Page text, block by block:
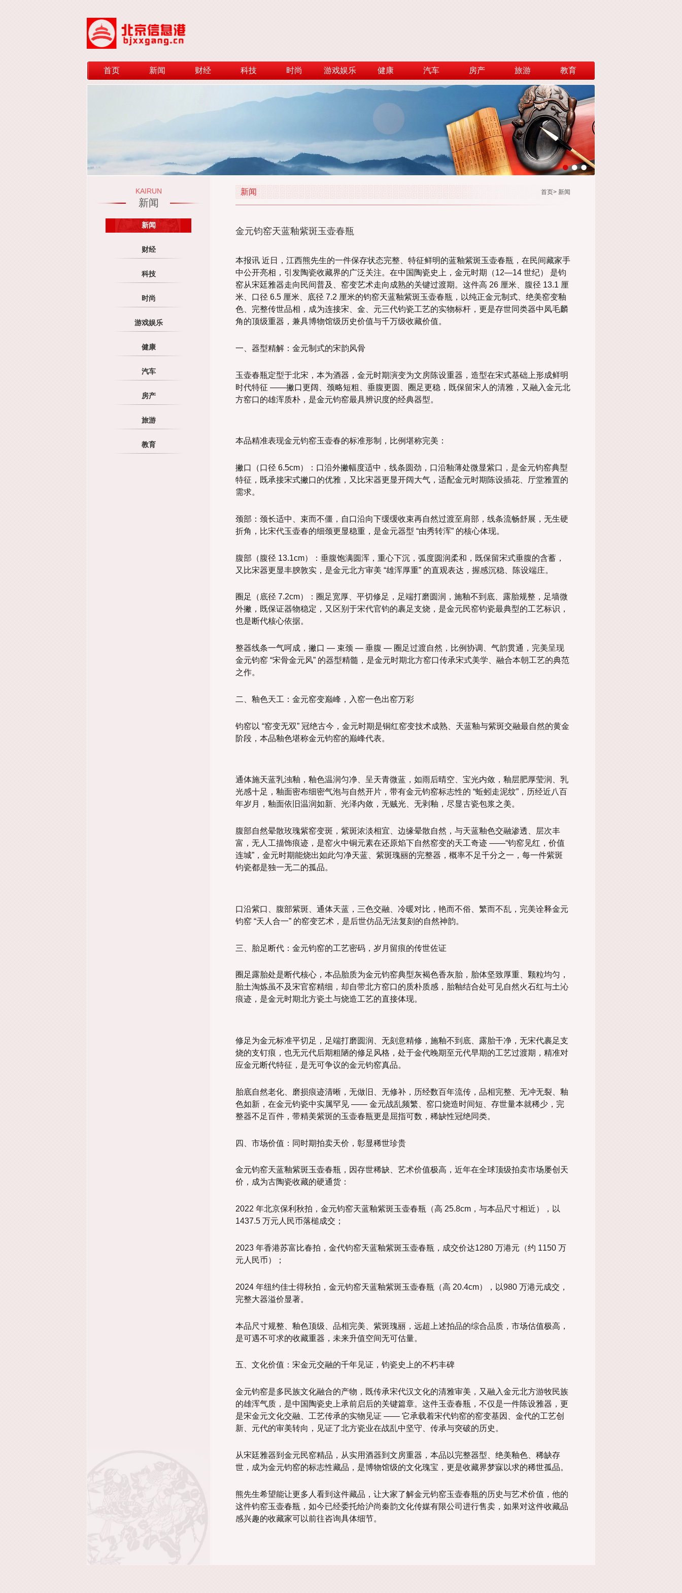
首页 新闻 财经 科技 时尚 游戏娱乐 健康 汽车 房产 旅游 教育
KAIRUN
新闻
新闻
财经
科技
时尚
游戏娱乐
健康
汽车
房产
旅游
教育
首页> 新闻
新闻
金元钧窑天蓝釉紫斑玉壶春瓶
本报讯 近日，江西熊先生的一件保存状态完整、特征鲜明的蓝釉紫斑玉壶春瓶，在民间藏家手
中公开亮相，引发陶瓷收藏界的广泛关注。在中国陶瓷史上，金元时期（12—14 世纪） 是钧
窑从宋廷雅器走向民间普及、窑变艺术走向成熟的关键过渡期。这件高 26 厘米、腹径 13.1 厘
米、口径 6.5 厘米、底径 7.2 厘米的钧窑天蓝釉紫斑玉壶春瓶，以纯正金元制式、绝美窑变釉
色、完整传世品相，成为连接宋、金、元三代钧瓷工艺的实物标杆，更是存世同类器中凤毛麟
角的顶级重器，兼具博物馆级历史价值与千万级收藏价值。
一、器型精解：金元制式的宋韵风骨
玉壶春瓶定型于北宋，本为酒器，金元时期演变为文房陈设重器，造型在宋式基础上形成鲜明
时代特征 ——撇口更阔、颈略短粗、垂腹更圆、圈足更稳，既保留宋人的清雅，又融入金元北
方窑口的雄浑质朴，是金元钧窑最具辨识度的经典器型。
本品精准表现金元钧窑玉壶春的标准形制，比例堪称完美：
撇口（口径 6.5cm）：口沿外撇幅度适中，线条圆劲，口沿釉薄处微显紫口，是金元钧窑典型
特征，既承接宋式撇口的优雅，又比宋器更显开阔大气，适配金元时期陈设插花、厅堂雅置的
需求。
颈部：颈长适中、束而不僵，自口沿向下缓缓收束再自然过渡至肩部，线条流畅舒展，无生硬
折角，比宋代玉壶春的细颈更显稳重，是金元器型 “由秀转浑” 的核心体现。
腹部（腹径 13.1cm）：垂腹饱满圆浑，重心下沉，弧度圆润柔和，既保留宋式垂腹的含蓄，
又比宋器更显丰腴敦实，是金元北方审美 “雄浑厚重” 的直观表达，握感沉稳、陈设端庄。
圈足（底径 7.2cm）：圈足宽厚、平切修足，足端打磨圆润，施釉不到底、露胎规整，足墙微
外撇，既保证器物稳定，又区别于宋代官钧的裹足支烧，是金元民窑钧瓷最典型的工艺标识，
也是断代核心依据。
整器线条一气呵成，撇口 — 束颈 — 垂腹 — 圈足过渡自然，比例协调、气韵贯通，完美呈现
金元钧窑 “宋骨金元风” 的器型精髓，是金元时期北方窑口传承宋式美学、融合本朝工艺的典范
之作。
二、釉色天工：金元窑变巅峰，入窑一色出窑万彩
钧窑以 “窑变无双” 冠绝古今，金元时期是铜红窑变技术成熟、天蓝釉与紫斑交融最自然的黄金
阶段，本品釉色堪称金元钧窑的巅峰代表。
通体施天蓝乳浊釉，釉色温润匀净、呈天青微蓝，如雨后晴空、宝光内敛，釉层肥厚莹润、乳
光感十足，釉面密布细密气泡与自然开片，带有金元钧窑标志性的 “蚯蚓走泥纹”，历经近八百
年岁月，釉面依旧温润如新、光泽内敛，无贼光、无剥釉，尽显古瓷包浆之美。
腹部自然晕散玫瑰紫窑变斑，紫斑浓淡相宜、边缘晕散自然，与天蓝釉色交融渗透、层次丰
富，无人工描饰痕迹，是窑火中铜元素在还原焰下自然窑变的天工奇迹 ——“钧窑见红，价值
连城”，金元时期能烧出如此匀净天蓝、紫斑瑰丽的完整器，概率不足千分之一，每一件紫斑
钧瓷都是独一无二的孤品。
口沿紫口、腹部紫斑、通体天蓝，三色交融、冷暖对比，艳而不俗、繁而不乱，完美诠释金元
钧窑 “天人合一” 的窑变艺术，是后世仿品无法复刻的自然神韵。
三、胎足断代：金元钧窑的工艺密码，岁月留痕的传世佐证
圈足露胎处是断代核心，本品胎质为金元钧窑典型灰褐色香灰胎，胎体坚致厚重、颗粒均匀，
胎土淘炼虽不及宋官窑精细，却自带北方窑口的质朴质感，胎釉结合处可见自然火石红与土沁
痕迹，是金元时期北方瓷土与烧造工艺的直接体现。
修足为金元标准平切足，足端打磨圆润、无刻意精修，施釉不到底、露胎干净，无宋代裹足支
烧的支钉痕，也无元代后期粗陋的修足风格，处于金代晚期至元代早期的工艺过渡期，精准对
应金元断代特征，是无可争议的金元钧窑真品。
胎底自然老化、磨损痕迹清晰，无做旧、无修补，历经数百年流传，品相完整、无冲无裂、釉
色如新，在金元钧瓷中实属罕见 —— 金元战乱频繁、窑口烧造时间短、存世量本就稀少，完
整器不足百件，带精美紫斑的玉壶春瓶更是屈指可数，稀缺性冠绝同类。
四、市场价值：同时期拍卖天价，彰显稀世珍贵
金元钧窑天蓝釉紫斑玉壶春瓶，因存世稀缺、艺术价值极高，近年在全球顶级拍卖市场屡创天
价，成为古陶瓷收藏的硬通货：
2022 年北京保利秋拍，金元钧窑天蓝釉紫斑玉壶春瓶（高 25.8cm，与本品尺寸相近），以
1437.5 万元人民币落槌成交；
2023 年香港苏富比春拍，金代钧窑天蓝釉紫斑玉壶春瓶，成交价达1280 万港元（约 1150 万
元人民币）；
2024 年纽约佳士得秋拍，金元钧窑天蓝釉紫斑玉壶春瓶（高 20.4cm），以980 万港元成交，
完整大器溢价显著。
本品尺寸规整、釉色顶级、品相完美、紫斑瑰丽，远超上述拍品的综合品质，市场估值极高，
是可遇不可求的收藏重器，未来升值空间无可估量。
五、文化价值：宋金元交融的千年见证，钧瓷史上的不朽丰碑
金元钧窑是多民族文化融合的产物，既传承宋代汉文化的清雅审美，又融入金元北方游牧民族
的雄浑气质，是中国陶瓷史上承前启后的关键篇章。这件玉壶春瓶，不仅是一件陈设雅器，更
是宋金元文化交融、工艺传承的实物见证 —— 它承载着宋代钧窑的窑变基因、金代的工艺创
新、元代的审美转向，见证了北方瓷业在战乱中坚守、传承与突破的历史。
从宋廷雅器到金元民窑精品，从实用酒器到文房重器，本品以完整器型、绝美釉色、稀缺存
世，成为金元钧窑的标志性藏品，是博物馆级的文化瑰宝，更是收藏界梦寐以求的稀世孤品。
熊先生希望能让更多人看到这件藏品，让大家了解金元钧窑玉壶春瓶的历史与艺术价值，他的
这件钧窑玉壶春瓶，如今已经委托给沪尚秦韵文化传媒有限公司进行售卖，如果对这件收藏品
感兴趣的收藏家可以前往咨询具体细节。